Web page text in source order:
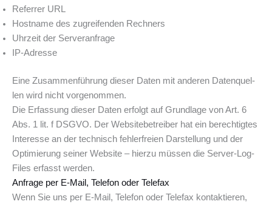
Refer­rer URL
Host­na­me des zugrei­fen­den Rechners
Uhr­zeit der Serveranfrage
IP-Adres­se
Eine Zusam­men­füh­rung die­ser Daten mit ande­ren Daten­quel­
len wird nicht vorgenommen.
Die Erfas­sung die­ser Daten erfolgt auf Grund­la­ge von Art. 6
Abs. 1 lit. f DSGVO. Der Web­site­be­trei­ber hat ein berech­tig­tes
Inter­es­se an der tech­nisch feh­ler­frei­en Dar­stel­lung und der
Opti­mie­rung sei­ner Web­site – hier­zu müs­sen die Ser­ver-Log-
Files erfasst werden.
Anfra­ge per E-Mail, Tele­fon oder Telefax
Wenn Sie uns per E-Mail, Tele­fon oder Tele­fax kon­tak­tie­ren,